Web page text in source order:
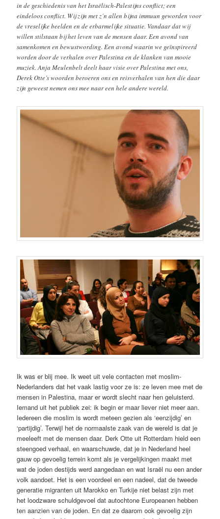
in de geschiedenis van het Israëlisch-Palestijns conflict; een
eindeloos conflict. Wij zijn met z´n allen bijna immuun geworden voor
de vreselijke beelden en de erbarmelijke situatie. Vandaar dat wij
willen stilstaan bij het leven van de mensen daar. Een avond van
samenkomen en bewustwording. Een avond waarin we geïnspireerd
worden door de verhalen over Palestina en de klanken van mooie
muziek. Anja Meulenbelt deelt haar visie over Palestina met ons,
Derek Otte’s woorden beroeren ons en reisverhalen van hen die daar
zijn geweest nemen ons mee naar een hele andere wereld.
Ik was er blij mee. Ik weet uit vele contacten met moslim-
Nederlanders dat het vaak lastig voor ze is: ze leven mee met de
mensen in Palestina, maar er wordt slecht naar hen geluisterd.
Iemand uit het publiek zei: ik begin er maar liever niet meer aan.
Iedereen die moslim is wordt meteen gezien als ‘eenzijdig’ en
‘partijdig’. Terwijl het de normaalste zaak van de wereld is dat je
meeleeft met de mensen daar. Derk Otte uit Rotterdam hield een
steengoed verhaal, en waarschuwde, dat je in Nederland heel
gauw op gevoelig terrein komt als je vergelijkingen maakt met
wat de joden destijds werd aangedaan en wat Israël nu een ander
volk aandoet. Het is een voordeel en een nadeel, dat de tweede
generatie migranten uit Marokko en Turkije niet belast zijn met
het loodzware schuldgevoel dat autochtone Europeanen hebben
ten aanzien van de joden. En dat ze daarom ook gevoelig zijn